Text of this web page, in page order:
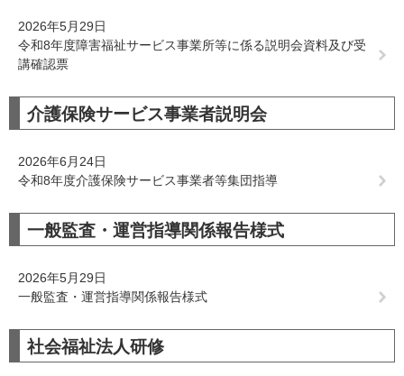
2026年5月29日
令和8年度障害福祉サービス事業所等に係る説明会資料及び受
講確認票
介護保険サービス事業者説明会
2026年6月24日
令和8年度介護保険サービス事業者等集団指導
一般監査・運営指導関係報告様式
2026年5月29日
一般監査・運営指導関係報告様式
社会福祉法人研修